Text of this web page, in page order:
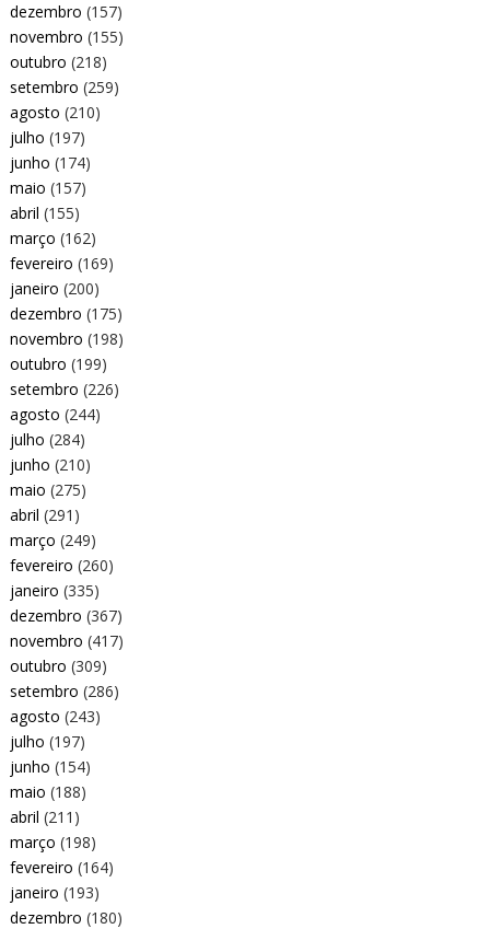
dezembro (157)
novembro (155)
outubro (218)
setembro (259)
agosto (210)
julho (197)
junho (174)
maio (157)
abril (155)
março (162)
fevereiro (169)
janeiro (200)
dezembro (175)
novembro (198)
outubro (199)
setembro (226)
agosto (244)
julho (284)
junho (210)
maio (275)
abril (291)
março (249)
fevereiro (260)
janeiro (335)
dezembro (367)
novembro (417)
outubro (309)
setembro (286)
agosto (243)
julho (197)
junho (154)
maio (188)
abril (211)
março (198)
fevereiro (164)
janeiro (193)
dezembro (180)